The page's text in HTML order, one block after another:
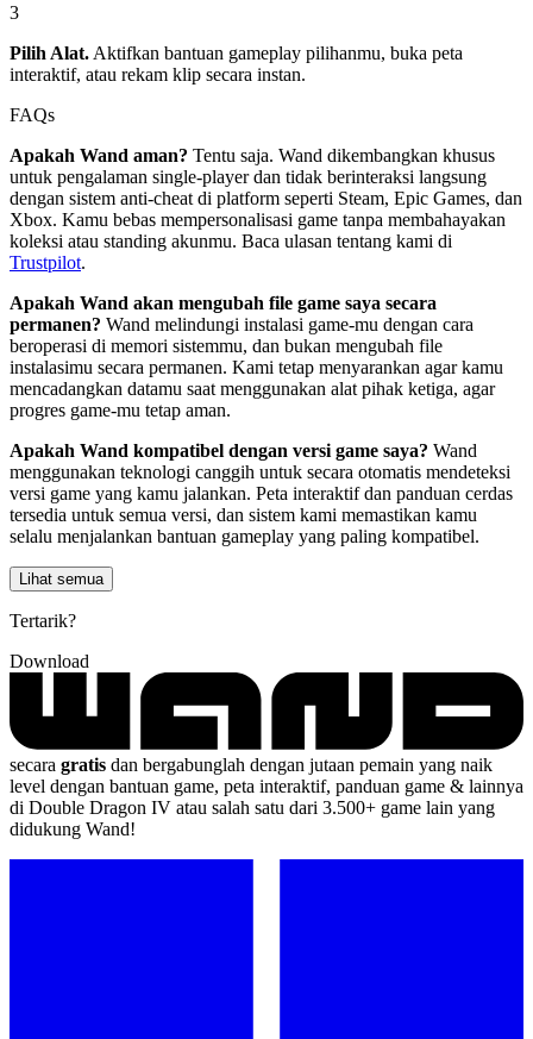
3
Pilih Alat. Aktifkan bantuan gameplay pilihanmu, buka peta
interaktif, atau rekam klip secara instan.
FAQs
Apakah Wand aman? Tentu saja. Wand dikembangkan khusus
untuk pengalaman single-player dan tidak berinteraksi langsung
dengan sistem anti-cheat di platform seperti Steam, Epic Games, dan
Xbox. Kamu bebas mempersonalisasi game tanpa membahayakan
koleksi atau standing akunmu. Baca ulasan tentang kami di
Trustpilot.
Apakah Wand akan mengubah file game saya secara
permanen? Wand melindungi instalasi game-mu dengan cara
beroperasi di memori sistemmu, dan bukan mengubah file
instalasimu secara permanen. Kami tetap menyarankan agar kamu
mencadangkan datamu saat menggunakan alat pihak ketiga, agar
progres game-mu tetap aman.
Apakah Wand kompatibel dengan versi game saya? Wand
menggunakan teknologi canggih untuk secara otomatis mendeteksi
versi game yang kamu jalankan. Peta interaktif dan panduan cerdas
tersedia untuk semua versi, dan sistem kami memastikan kamu
selalu menjalankan bantuan gameplay yang paling kompatibel.
Lihat semua
Tertarik?
Download
secara gratis dan bergabunglah dengan jutaan pemain yang naik
level dengan bantuan game, peta interaktif, panduan game & lainnya
di Double Dragon IV atau salah satu dari 3.500+ game lain yang
didukung Wand!